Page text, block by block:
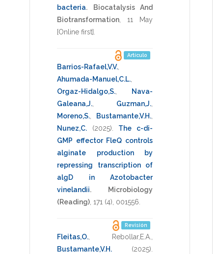
bacteria.
Biocatalysis And
Biotransformation, 11 May
[Online first].
Artículo
Barrios-Rafael,V.V.,
Ahumada-Manuel,C.L.,
Orgaz-Hidalgo,S.,
Nava-
Galeana,J., Guzman,J.,
Moreno,S., Bustamante,V.H.,
Nunez,C.
(2025). The c-di-
GMP effector FleQ controls
alginate production by
repressing transcription of
algD in Azotobacter
vinelandii.
Microbiology
(Reading), 171 (4), 001556.
Revisión
Fleitas,O., Rebollar,E.A.,
Bustamante,V.H.
(2025).